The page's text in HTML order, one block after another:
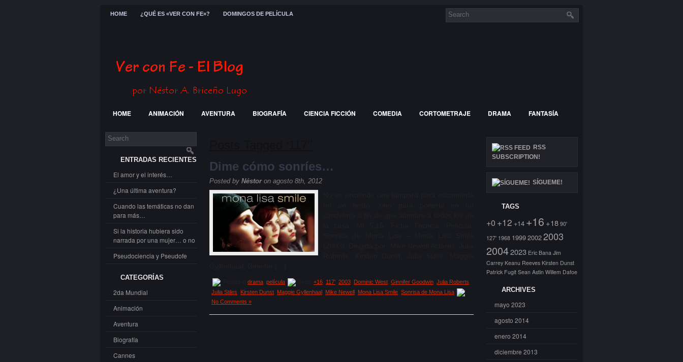
HOME ¿QUÉ ES «VER CON FE»? DOMINGOS DE PELÍCULA
HOME ANIMACIÓN AVENTURA BIOGRAFÍA CIENCIA FICCIÓN COMEDIA CORTOMETRAJE DRAMA FANTASÍA
FESTIVALES
ENTRADAS RECIENTES
El amor y el interés…
¿Una última aventura?
Cuando las temáticas no dan
para más…
Si la historia hubiera sido
narrada por una mujer… o no
Pseudociencia y Pseudofe
CATEGORÍAS
2da Mundial
Animación
Aventura
Biografía
Cannes
Dime cómo sonríes…
Posted by Néstoron agosto 8th, 2012
drama película +16 117' 2003 Dominic West Ginnifer Goodwin Julia Roberts
Julia Stiles
Kirsten Dunst Maggie Gyllenhaal Mike Newell Mona Lisa Smile Sonrisa de Mona Lisa
No Comments »
RSS
SUBSCRIPTION!
SÍGUEME!
TAGS
+0 +12 +14 +16 +18 90'
127' 1968 199920022003
20042023 Eric Bana Jim
Carrey Keanu Reeves Kirsten Dunst
Patrick Fugit Sean Astin Willem Dafoe
ARCHIVES
mayo 2023
agosto 2014
enero 2014
diciembre 2013